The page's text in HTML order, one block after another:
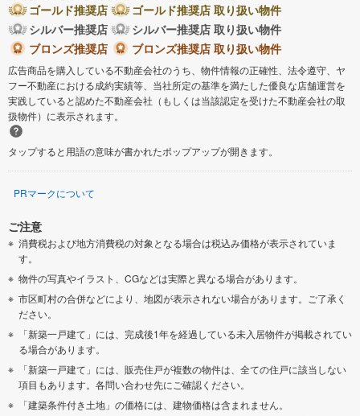
ゴールド推奨店
ゴールド推奨店 取り扱い物件
シルバー推奨店
シルバー推奨店 取り扱い物件
ブロンズ推奨店
ブロンズ推奨店 取り扱い物件
広告商品を購入している不動産会社のうち、物件情報の正確性、法令遵守、ヤ
フー不動産における成約実績等、当社所定の基準を満たした優良な店舗運営を
実践していると認めた不動産会社（もしくは当該認定を受けた不動産会社の取
扱物件）に表示されます。
タップすると用語の意味が書かれたポップアップが開きます。
PRマークについて
ご注意
消費税および地方消費税の対象となる場合は税込み価格が表示されていま
す。
物件の写真やイラスト、CGなどは実際と異なる場合があります。
市区町村の合併などにより、地図が表示されない場合があります。ご了承く
ださい。
「新築一戸建て」には、完成後1年を経過している未入居物件が掲載されてい
る場合があります。
「新築一戸建て」には、販売住戸が複数の物件は、全ての住戸に該当しない
項目もあります。各問い合わせ先にご確認ください。
「建築条件付き土地」の価格には、建物価格は含まれません。